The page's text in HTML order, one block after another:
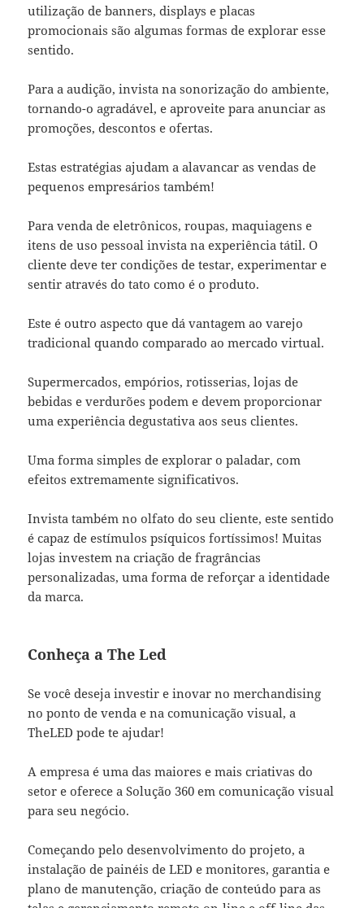
utilização de banners, displays e placas
promocionais são algumas formas de explorar esse
sentido.
Para a audição, invista na sonorização do ambiente,
tornando-o agradável, e aproveite para anunciar as
promoções, descontos e ofertas.
Estas estratégias ajudam a alavancar as vendas de
pequenos empresários também!
Para venda de eletrônicos, roupas, maquiagens e
itens de uso pessoal invista na experiência tátil. O
cliente deve ter condições de testar, experimentar e
sentir através do tato como é o produto.
Este é outro aspecto que dá vantagem ao varejo
tradicional quando comparado ao mercado virtual.
Supermercados, empórios, rotisserias, lojas de
bebidas e verdurões podem e devem proporcionar
uma experiência degustativa aos seus clientes.
Uma forma simples de explorar o paladar, com
efeitos extremamente significativos.
Invista também no olfato do seu cliente, este sentido
é capaz de estímulos psíquicos fortíssimos! Muitas
lojas investem na criação de fragrâncias
personalizadas, uma forma de reforçar a identidade
da marca.
Conheça a The Led
Se você deseja investir e inovar no merchandising
no ponto de venda e na comunicação visual, a
TheLED pode te ajudar!
A empresa é uma das maiores e mais criativas do
setor e oferece a Solução 360 em comunicação visual
para seu negócio.
Começando pelo desenvolvimento do projeto, a
instalação de painéis de LED e monitores, garantia e
plano de manutenção, criação de conteúdo para as